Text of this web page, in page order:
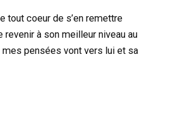
tout coeur de s’en remettre
revenir à son meilleur niveau au
mes pensées vont vers lui et sa